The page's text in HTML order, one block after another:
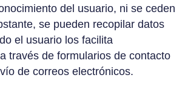
del usuario, ni se ceden
se pueden recopilar datos
el usuario los facilita
través de formularios de contacto
de correos electrónicos.